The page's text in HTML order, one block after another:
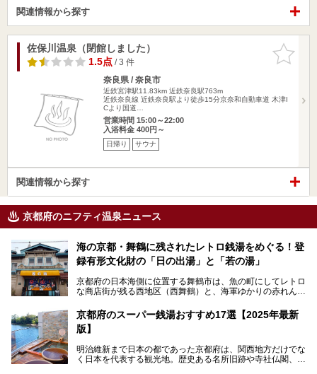
関連情報から探す
お気に入
りに追加
佐保川温泉（閉館しました）
1.5点/ 3 件
奈良県 / 奈良市
近鉄宮津駅11.83km 近鉄奈良駅763m
近鉄奈良線 近鉄奈良駅より徒歩15分京奈和自動車道 木津I
Cより国道…
営業時間 15:00～22:00
入浴料金 400円～
日帰り サウナ
関連情報から探す
京都府のニフティ温泉ニュース
海の京都・舞鶴に残されたレトロ銭湯をめぐる！登
録有形文化財の「日の出湯」と「若の湯」
京都府の日本海側に位置する舞鶴市は、魚の町にしてレトロ
な商店街が残る西地区（西舞鶴）と、海軍ゆかりの赤れんが
ます。今回案内するのは西地区に今も残る2軒の銭湯「日の
出湯」と「若の湯」。いずれも国の登録有形文化財に指定さ
れた歴史ある建物でありながら、今も現役のお風呂屋さんで
漁師町や商店街で働く人々を支えてきたこの2軒の銭湯とと
京都府のスーパー銭湯おすすめ17選【2025年最新
版】
明治維新まで日本の都であった京都府は、関西地方だけでな
く日本を代表する観光地。歴史ある名所旧跡や寺社仏閣、そ